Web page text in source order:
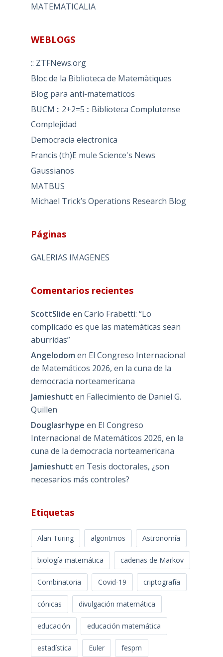
MATEMATICALIA
WEBLOGS
:: ZTFNews.org
Bloc de la Biblioteca de Matemàtiques
Blog para anti-matematicos
BUCM :: 2+2=5 :: Biblioteca Complutense
Complejidad
Democracia electronica
Francis (th)E mule Science's News
Gaussianos
MATBUS
Michael Trick’s Operations Research Blog
Páginas
GALERIAS IMAGENES
Comentarios recientes
ScottSlide en Carlo Frabetti: “Lo
complicado es que las matemáticas sean
aburridas”
Angelodom en El Congreso Internacional
de Matemáticos 2026, en la cuna de la
democracia norteamericana
Jamieshutt en Fallecimiento de Daniel G.
Quillen
Douglasrhype en El Congreso
Internacional de Matemáticos 2026, en la
cuna de la democracia norteamericana
Jamieshutt en Tesis doctorales, ¿son
necesarios más controles?
Etiquetas
Alan Turing algoritmos Astronomía
biología matemática cadenas de Markov
Combinatoria Covid-19 criptografía
cónicas divulgación matemática
educación educación matemática
estadística Euler fespm